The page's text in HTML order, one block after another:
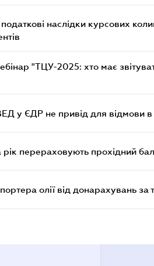
наслідки курсових
"ТЦУ-2025: хто має
у ЄДР не привід для відмови
рік перераховують прохідний
олії від донарахувань